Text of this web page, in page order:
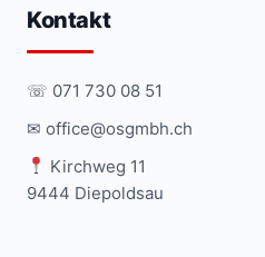
Kontakt
☏ 071 730 08 51
✉ office@osgmbh.ch
Kirchweg 11
9444 Diepoldsau